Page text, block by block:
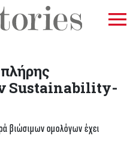
Sustainability-
βιώσιμων ομολόγων έχει